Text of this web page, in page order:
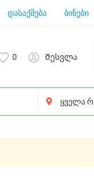
დასაქმება ბინები
0 Შესვლა